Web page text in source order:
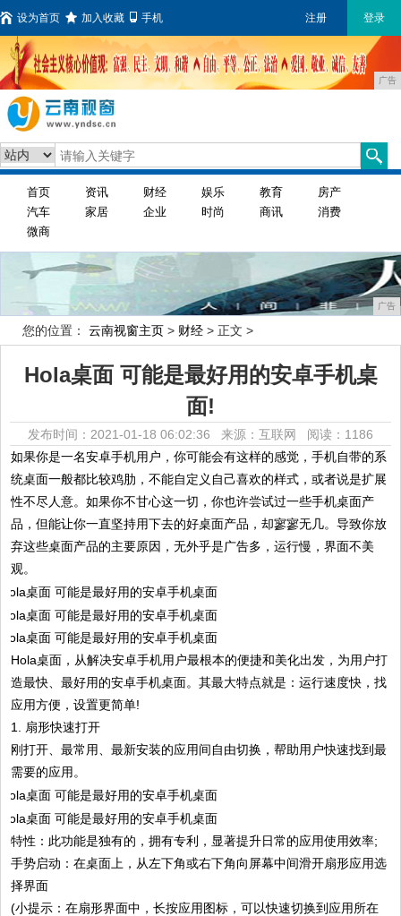
设为首页 加入收藏 手机 注册 登录
广告
首页 资讯 财经 娱乐 教育
房产
汽车
家居 企业 时尚 商讯
消费
微商
广告
您的位置： 云南视窗主页 > 财经 > 正文 >
Hola桌面 可能是最好用的安卓手机桌
面!
发布时间：2021-01-18 06:02:36 来源：互联网 阅读：1186
如果你是一名安卓手机用户，你可能会有这样的感觉，手机自带的系
统桌面一般都比较鸡肋，不能自定义自己喜欢的样式，或者说是扩展
性不尽人意。如果你不甘心这一切，你也许尝试过一些手机桌面产
品，但能让你一直坚持用下去的好桌面产品，却寥寥无几。导致你放
弃这些桌面产品的主要原因，无外乎是广告多，运行慢，界面不美
观。
Hola桌面，从解决安卓手机用户最根本的便捷和美化出发，为用户打
造最快、最好用的安卓手机桌面。其最大特点就是：运行速度快，找
应用方便，设置更简单!
1. 扇形快速打开
刚打开、最常用、最新安装的应用间自由切换，帮助用户快速找到最
需要的应用。
特性：此功能是独有的，拥有专利，显著提升日常的应用使用效率;
手势启动：在桌面上，从左下角或右下角向屏幕中间滑开扇形应用选
择界面
(小提示：在扇形界面中，长按应用图标，可以快速切换到应用所在